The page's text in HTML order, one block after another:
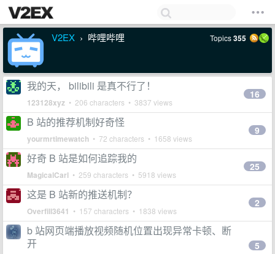
V2EX › 哔哩哔哩 Topics355
我的天， bilibili 是真不行了！
123128xyz • 206 characters • 3837 views
16
B 站的推荐机制好奇怪
yourmrtimewatch • 72 characters • 1658 views
9
好奇 B 站是如何追踪我的
MagicalCarl • 259 characters • 5918 views
25
这是 B 站新的推送机制？
Overfill3641 • 157 characters • 1838 views
2
b 站网页端播放视频随机位置出现异常卡顿、断
开
5